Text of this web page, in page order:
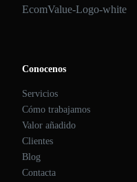
EcomValue-Logo-white
Conocenos
Servicios
Cómo trabajamos
Valor añadido
Clientes
Blog
Contacta